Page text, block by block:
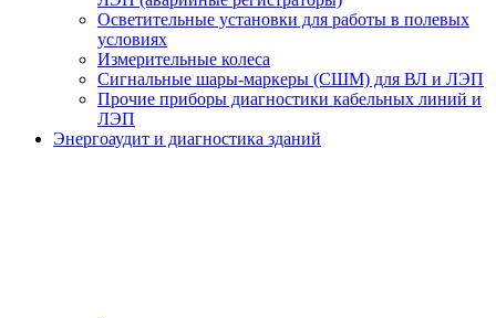
Осветительные установки для работы в полевых
условиях
Измерительные колеса
Сигнальные шары-маркеры (СШМ) для ВЛ и ЛЭП
Прочие приборы диагностики кабельных линий и
ЛЭП
Энергоаудит и диагностика зданий